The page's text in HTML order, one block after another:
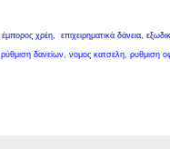
έμπορος χρέη, επιχειρηματικά δάνεια,
ρύθμιση δανείων, νομος κατσελη, ρυθμιση